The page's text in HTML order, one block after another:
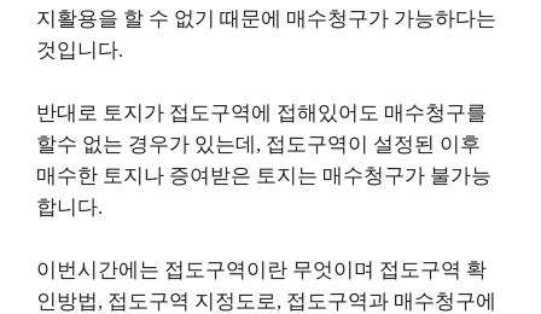
지활용을 할 수 없기 때문에 매수청구가 가능하다는
것입니다.
반대로 토지가 접도구역에 접해있어도 매수청구를
할수 없는 경우가 있는데, 접도구역이 설정된 이후
매수한 토지나 증여받은 토지는 매수청구가 불가능
합니다.
이번시간에는 접도구역이란 무엇이며 접도구역 확
인방법, 접도구역 지정도로, 접도구역과 매수청구에